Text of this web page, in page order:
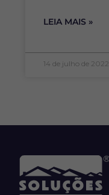
LEIA MAIS »
14 de julho de 2022